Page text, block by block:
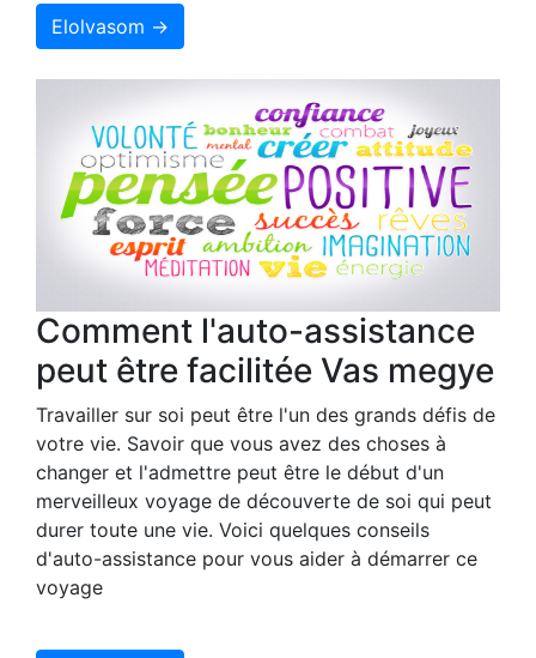
Elolvasom →
Comment l'auto-assistance
peut être facilitée Vas megye
Travailler sur soi peut être l'un des grands défis de
votre vie. Savoir que vous avez des choses à
changer et l'admettre peut être le début d'un
merveilleux voyage de découverte de soi qui peut
durer toute une vie. Voici quelques conseils
d'auto-assistance pour vous aider à démarrer ce
voyage